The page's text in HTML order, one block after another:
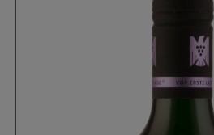
Horst Sauer
saftig,